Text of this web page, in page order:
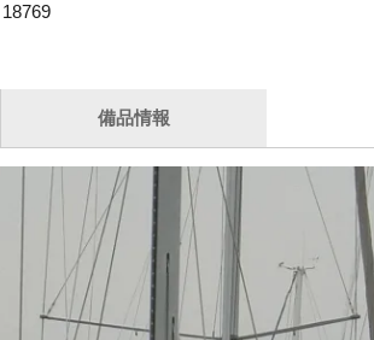
備品情報